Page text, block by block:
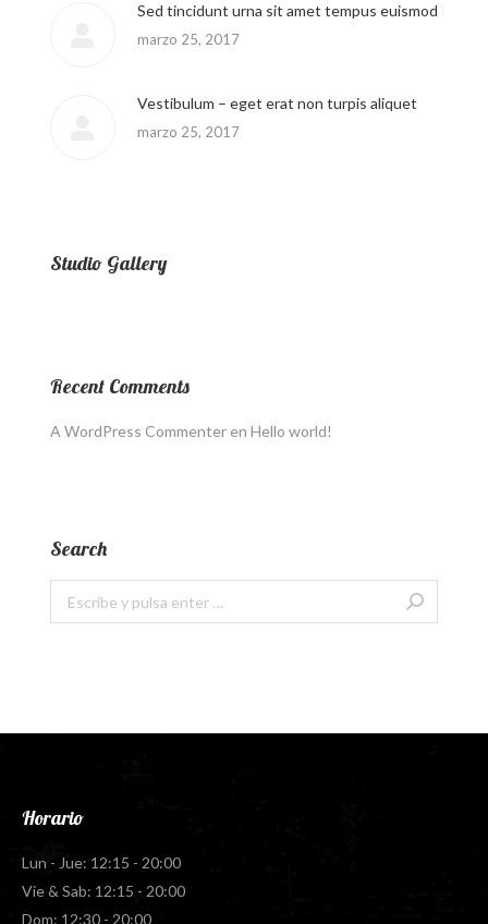
Sed tincidunt urna sit amet tempus euismod
marzo 25, 2017
Vestibulum – eget erat non turpis aliquet
marzo 25, 2017
Studio Gallery
Recent Comments
A WordPress Commenter en Hello world!
Search
Horario
Lun - Jue: 12:15 - 20:00
Vie & Sab: 12:15 - 20:00
Dom: 12:30 - 20:00